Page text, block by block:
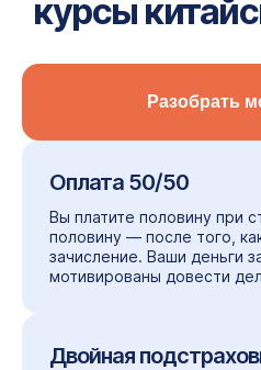
курсы
Разобрать
Оплата 50/50
Вы платите половину при
половину — после того,
зачисление. Ваши деньги
мотивированы довести
Двойная